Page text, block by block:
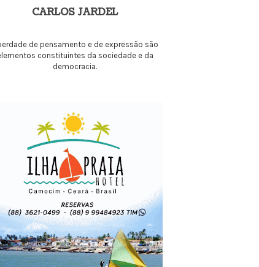
CARLOS JARDEL
de pensamento e de expressão são
constituintes da sociedade e da
democracia.